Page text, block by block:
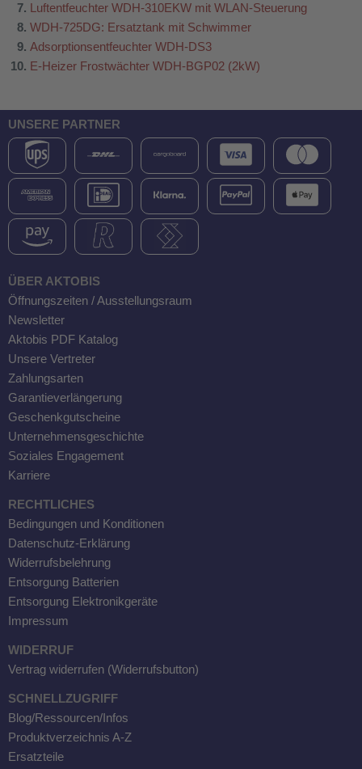
Luftentfeuchter WDH-310EKW mit WLAN-Steuerung
WDH-725DG: Ersatztank mit Schwimmer
Adsorptionsentfeuchter WDH-DS3
E-Heizer Frostwächter WDH-BGP02 (2kW)
UNSERE PARTNER
ÜBER AKTOBIS
Öffnungszeiten / Ausstellungsraum
Newsletter
Aktobis PDF Katalog
Unsere Vertreter
Zahlungsarten
Garantieverlängerung
Geschenkgutscheine
Unternehmensgeschichte
Soziales Engagement
Karriere
RECHTLICHES
Bedingungen und Konditionen
Datenschutz-Erklärung
Widerrufsbelehrung
Entsorgung Batterien
Entsorgung Elektronikgeräte
Impressum
WIDERRUF
Vertrag widerrufen (Widerrufsbutton)
SCHNELLZUGRIFF
Blog/Ressourcen/Infos
Produktverzeichnis A-Z
Ersatzteile